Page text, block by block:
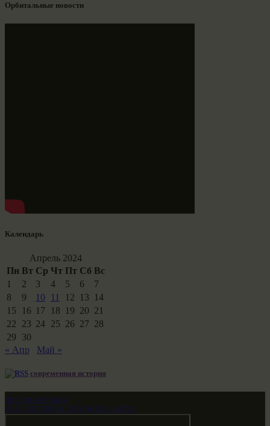
Орбитальные новости
Календарь
Апрель 2024
Пн Вт Ср Чт Пт Сб Вс
1
2 3 4 5 6
7
8
9 10 11 12 13
14
15
16 17 18 19 20 21
22
23 24 25 26 27 28
29
30
« Апр
Май »
современная история
Звездные врата
НАШ МИР ВЧЕРА СЕГОДНЯ И ЗАВТРА